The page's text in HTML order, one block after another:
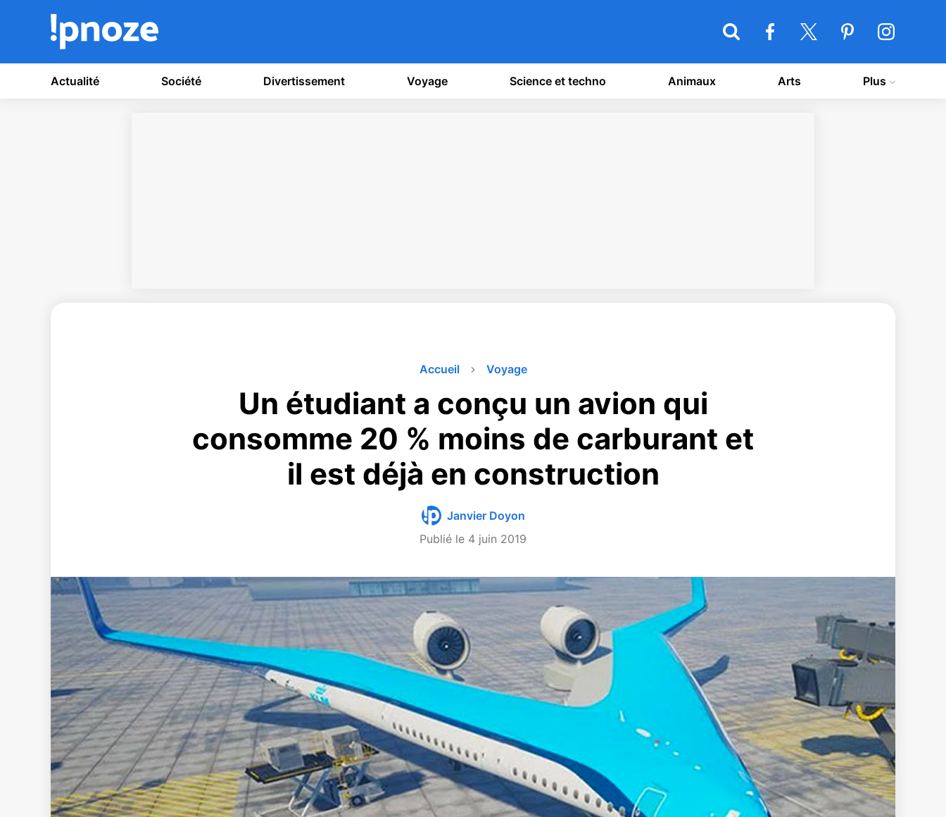
Actualité Société Divertissement Voyage Science et techno Animaux Arts Plus
Accueil Voyage
Un étudiant a conçu un avion qui
consomme 20 % moins de carburant et
il est déjà en construction
Janvier Doyon
Publié le 4 juin 2019